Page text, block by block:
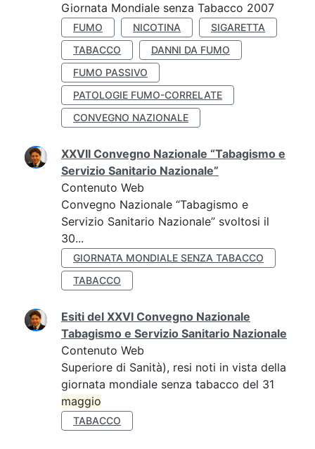
Giornata Mondiale senza Tabacco 2007
FUMO NICOTINA
SIGARETTA
TABACCO
DANNI DA FUMO
FUMO PASSIVO
PATOLOGIE FUMO-CORRELATE
CONVEGNO NAZIONALE
XXVII Convegno Nazionale “Tabagismo e
Servizio Sanitario Nazionale”
Contenuto Web
Convegno Nazionale “Tabagismo e
Servizio Sanitario Nazionale” svoltosi il
30...
GIORNATA MONDIALE SENZA TABACCO
TABACCO
Esiti del XXVI Convegno Nazionale
Tabagismo e Servizio Sanitario Nazionale
Contenuto Web
Superiore di Sanità), resi noti in vista della
giornata mondiale senza tabacco del 31
maggio
TABACCO